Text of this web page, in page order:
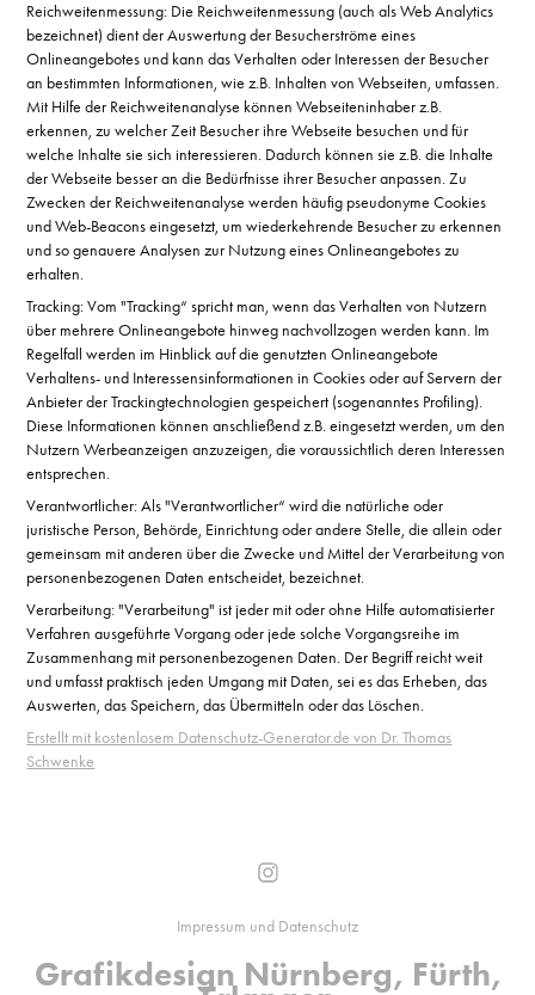
Reichweitenmessung: Die Reichweitenmessung (auch als Web Analytics
bezeichnet) dient der Auswertung der Besucherströme eines
Onlineangebotes und kann das Verhalten oder Interessen der Besucher
an bestimmten Informationen, wie z.B. Inhalten von Webseiten, umfassen.
Mit Hilfe der Reichweitenanalyse können Webseiteninhaber z.B.
erkennen, zu welcher Zeit Besucher ihre Webseite besuchen und für
welche Inhalte sie sich interessieren. Dadurch können sie z.B. die Inhalte
der Webseite besser an die Bedürfnisse ihrer Besucher anpassen. Zu
Zwecken der Reichweitenanalyse werden häufig pseudonyme Cookies
und Web-Beacons eingesetzt, um wiederkehrende Besucher zu erkennen
und so genauere Analysen zur Nutzung eines Onlineangebotes zu
erhalten.
Tracking: Vom "Tracking“ spricht man, wenn das Verhalten von Nutzern
über mehrere Onlineangebote hinweg nachvollzogen werden kann. Im
Regelfall werden im Hinblick auf die genutzten Onlineangebote
Verhaltens- und Interessensinformationen in Cookies oder auf Servern der
Anbieter der Trackingtechnologien gespeichert (sogenanntes Profiling).
Diese Informationen können anschließend z.B. eingesetzt werden, um den
Nutzern Werbeanzeigen anzuzeigen, die voraussichtlich deren Interessen
entsprechen.
Verantwortlicher: Als "Verantwortlicher“ wird die natürliche oder
juristische Person, Behörde, Einrichtung oder andere Stelle, die allein oder
gemeinsam mit anderen über die Zwecke und Mittel der Verarbeitung von
personenbezogenen Daten entscheidet, bezeichnet.
Verarbeitung: "Verarbeitung" ist jeder mit oder ohne Hilfe automatisierter
Verfahren ausgeführte Vorgang oder jede solche Vorgangsreihe im
Zusammenhang mit personenbezogenen Daten. Der Begriff reicht weit
und umfasst praktisch jeden Umgang mit Daten, sei es das Erheben, das
Auswerten, das Speichern, das Übermitteln oder das Löschen.
Erstellt mit kostenlosem Datenschutz-Generator.de von Dr. Thomas
Schwenke
Impressum und Datenschutz
Grafikdesign Nürnberg, Fürth,